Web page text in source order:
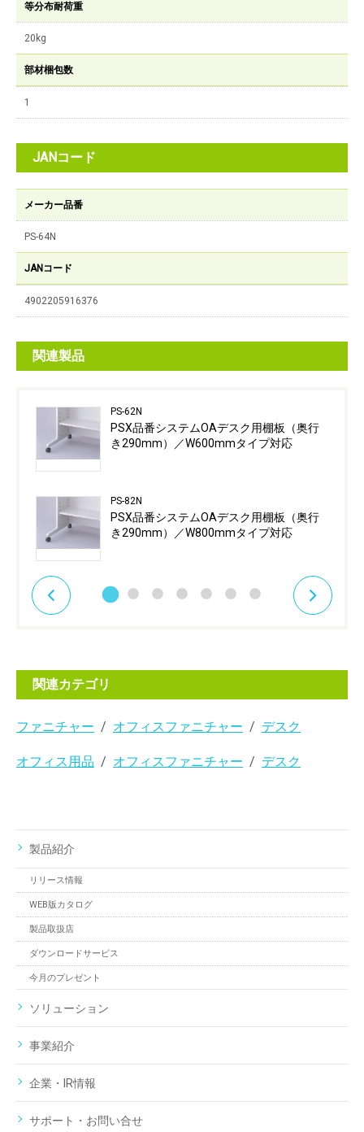
等分布耐荷重
20kg
部材梱包数
1
JANコード
メーカー品番
PS-64N
JANコード
4902205916376
関連製品
PS-62N
PSX品番システムOAデスク用棚板（奥行
き290mm）／W600mmタイプ対応
PS-82N
PSX品番システムOAデスク用棚板（奥行
き290mm）／W800mmタイプ対応
関連カテゴリ
ファニチャー オフィスファニチャー デスク
オフィス用品 オフィスファニチャー デスク
製品紹介
リリース情報
WEB版カタログ
製品取扱店
ダウンロードサービス
今月のプレゼント
ソリューション
事業紹介
企業・IR情報
サポート・お問い合せ